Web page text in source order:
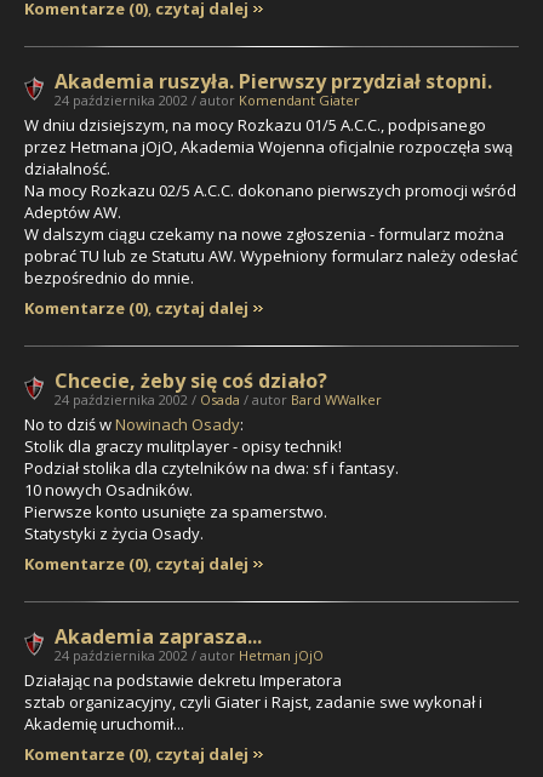
Komentarze (0), czytaj dalej
Akademia ruszyła. Pierwszy przydział stopni.
24 października 2002 / autor Komendant Giater
W dniu dzisiejszym, na mocy Rozkazu 01/5 A.C.C., podpisanego
przez Hetmana jOjO, Akademia Wojenna oficjalnie rozpoczęła swą
działalność.
Na mocy Rozkazu 02/5 A.C.C. dokonano pierwszych promocji wśród
Adeptów AW.
W dalszym ciągu czekamy na nowe zgłoszenia - formularz można
pobrać TU lub ze Statutu AW. Wypełniony formularz należy odesłać
bezpośrednio do mnie.
Komentarze (0), czytaj dalej
Chcecie, żeby się coś działo?
24 października 2002 / Osada / autor Bard WWalker
No to dziś wNowinach Osady:
Stolik dla graczy mulitplayer - opisy technik!
Podział stolika dla czytelników na dwa: sf i fantasy.
10 nowych Osadników.
Pierwsze konto usunięte za spamerstwo.
Statystyki z życia Osady.
Komentarze (0), czytaj dalej
Akademia zaprasza...
24 października 2002 / autor Hetman jOjO
Działając na podstawie dekretu Imperatora
sztab organizacyjny, czyli Giater i Rajst, zadanie swe wykonał i
Akademię uruchomił...
Komentarze (0), czytaj dalej